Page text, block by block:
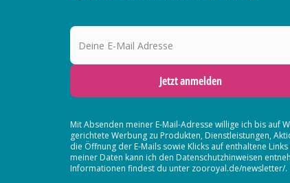
Deine E-Mail Adresse
Jetzt anmelden
Mit Absenden meiner E-Mail-Adresse willige ich bis auf
gerichtete Werbung zu Produkten, Dienstleistungen,
die Öffnung der E-Mails sowie Klicks auf enthaltene
meiner Daten kann ich den Datenschutzhinweisen
Informationen findest du unter zooroyal.de/newsletter/.